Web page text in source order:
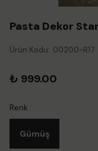
Pasta Dekor
Ürün Kodu: 00200-R17
₺ 999.00
Renk
Gümüş